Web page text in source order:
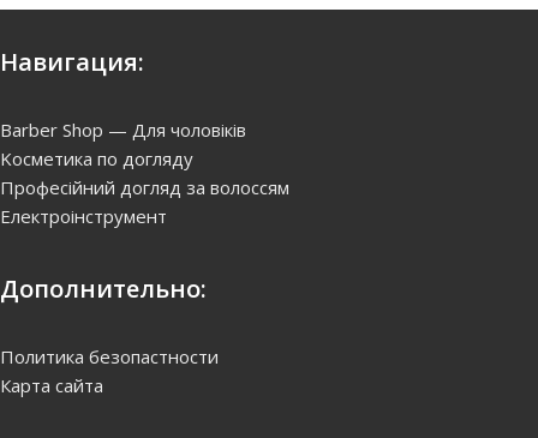
Навигация:
Barber Shop — Для чоловіків
Kосметика по догляду
Професійний догляд за волоссям
Електроінструмент
Дополнительно:
Политика безопастности
Карта сайта